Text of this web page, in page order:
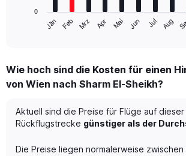
Range:
12
The
chart
has
Y
Jän Feb Mrz Apr Mai Jun Jul Aug
0
Wie hoch sind die Kosten für einen
von Wien nach Sharm El-Sheikh?
Aktuell sind die Preise für Flüge auf dieser
Rückflugstrecke günstiger als der
Die Preise liegen normalerweise